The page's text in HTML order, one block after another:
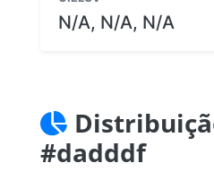
N/A, N/A, N/A
#dadddf